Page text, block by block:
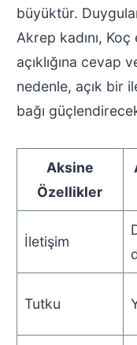
büyüktür.
Akrep kadını,
açıklığına cevap
nedenle, açık bir
bağı
Aksine
Özellikler
İletişim
Tutku